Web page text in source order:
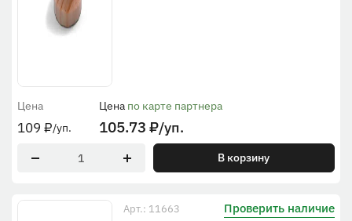
Цена
109 ₽/уп.
Цена по карте партнера
105.73 ₽/уп.
В корзину
Арт.: 11663 Проверить наличие